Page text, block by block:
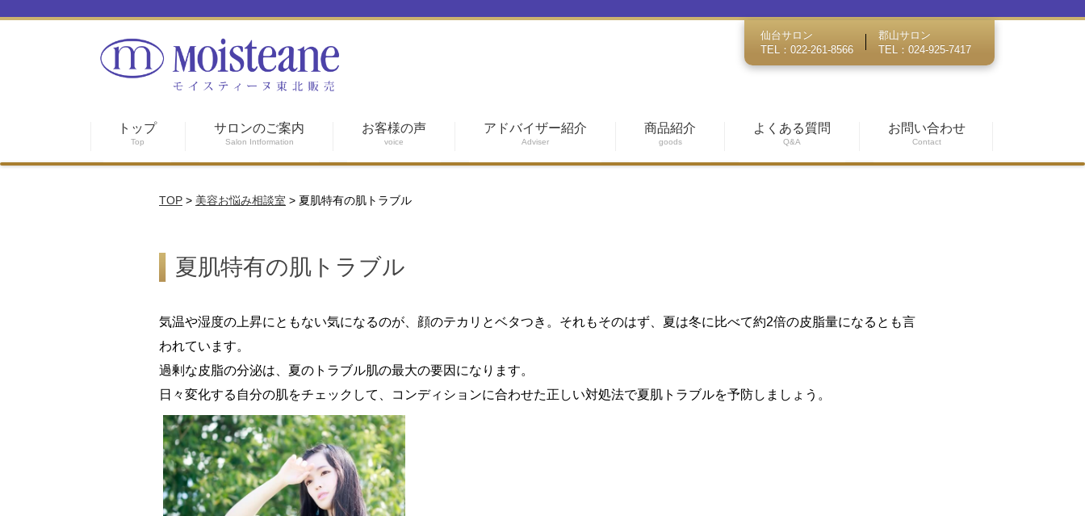
仙台サロン
TEL：022-261-8566
郡山サロン
TEL：024-925-7417
トップ
Top
サロンのご案内
Salon Intformation
お客様の声
voice
アドバイザー紹介
Adviser
商品紹介
goods
よくある質問
Q&A
お問い合わせ
Contact
TOP > 美容お悩み相談室 > 夏肌特有の肌トラブル
夏肌特有の肌トラブル
気温や湿度の上昇にともない気になるのが、顔のテカリとベタつき。それもそのはず、夏は冬に比べて約2倍の皮脂量になるとも言
われています。
過剰な皮脂の分泌は、夏のトラブル肌の最大の要因になります。
日々変化する自分の肌をチェックして、コンディションに合わせた正しい対処法で夏肌トラブルを予防しましょう。